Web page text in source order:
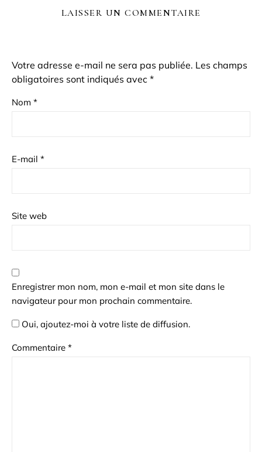
LAISSER UN COMMENTAIRE
Votre adresse e-mail ne sera pas publiée. Les champs
obligatoires sont indiqués avec *
Nom *
E-mail *
Site web
Enregistrer mon nom, mon e-mail et mon site dans le
navigateur pour mon prochain commentaire.
Oui, ajoutez-moi à votre liste de diffusion.
Commentaire *